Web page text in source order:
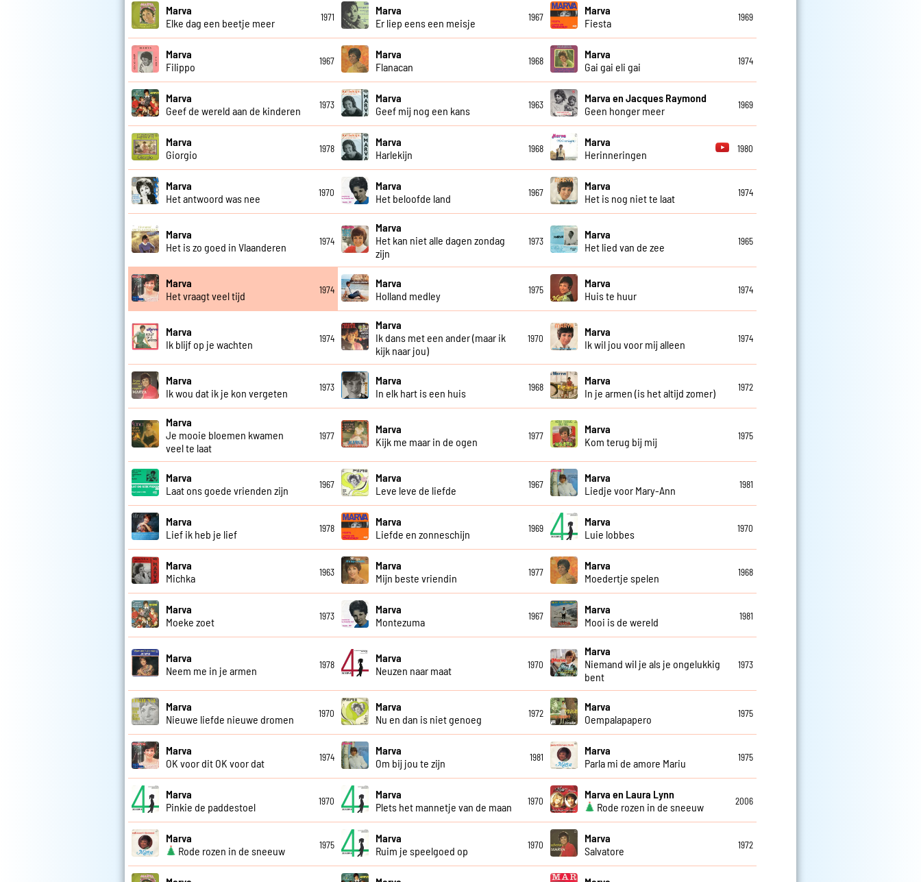
Marva
Elke dag een beetje meer
1971
Marva
Er liep eens een meisje
1967
Marva
Fiesta
1969
Marva
Filippo
1967
Marva
Flanacan
1968
Marva
Gai gai eli gai
1974
Marva
Geef de wereld aan de kinderen
1973
Marva
Geef mij nog een kans
1963
Marva en Jacques Raymond
Geen honger meer
1969
Marva
Giorgio
1978
Marva
Harlekijn
1968
Marva
Herinneringen
1980
Marva
Het antwoord was nee
1970
Marva
Het beloofde land
1967
Marva
Het is nog niet te laat
1974
Marva
Het is zo goed in Vlaanderen
1974
Marva
Het kan niet alle dagen zondag
zijn
1973
Marva
Het lied van de zee
1965
Marva
Het vraagt veel tijd
1974
Marva
Holland medley
1975
Marva
Huis te huur
1974
Marva
Ik blijf op je wachten
1974
Marva
Ik dans met een ander (maar ik
kijk naar jou)
1970
Marva
Ik wil jou voor mij alleen
1974
Marva
Ik wou dat ik je kon vergeten
1973
Marva
In elk hart is een huis
1968
Marva
In je armen (is het altijd zomer)
1972
Marva
Je mooie bloemen kwamen
veel te laat
1977
Marva
Kijk me maar in de ogen
1977
Marva
Kom terug bij mij
1975
Marva
Laat ons goede vrienden zijn
1967
Marva
Leve leve de liefde
1967
Marva
Liedje voor Mary-Ann
1981
Marva
Lief ik heb je lief
1978
Marva
Liefde en zonneschijn
1969
Marva
Luie lobbes
1970
Marva
Michka
1963
Marva
Mijn beste vriendin
1977
Marva
Moedertje spelen
1968
Marva
Moeke zoet
1973
Marva
Montezuma
1967
Marva
Mooi is de wereld
1981
Marva
Neem me in je armen
1978
Marva
Neuzen naar maat
1970
Marva
Niemand wil je als je ongelukkig
bent
1973
Marva
Nieuwe liefde nieuwe dromen
1970
Marva
Nu en dan is niet genoeg
1972
Marva
Oempalapapero
1975
Marva
OK voor dit OK voor dat
1974
Marva
Om bij jou te zijn
1981
Marva
Parla mi de amore Mariu
1975
Marva
Pinkie de paddestoel
1970
Marva
Plets het mannetje van de maan
1970
Marva en Laura Lynn
Rode rozen in de sneeuw
2006
Marva
Rode rozen in de sneeuw
1975
Marva
Ruim je speelgoed op
1970
Marva
Salvatore
1972